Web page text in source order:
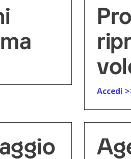
Accedi